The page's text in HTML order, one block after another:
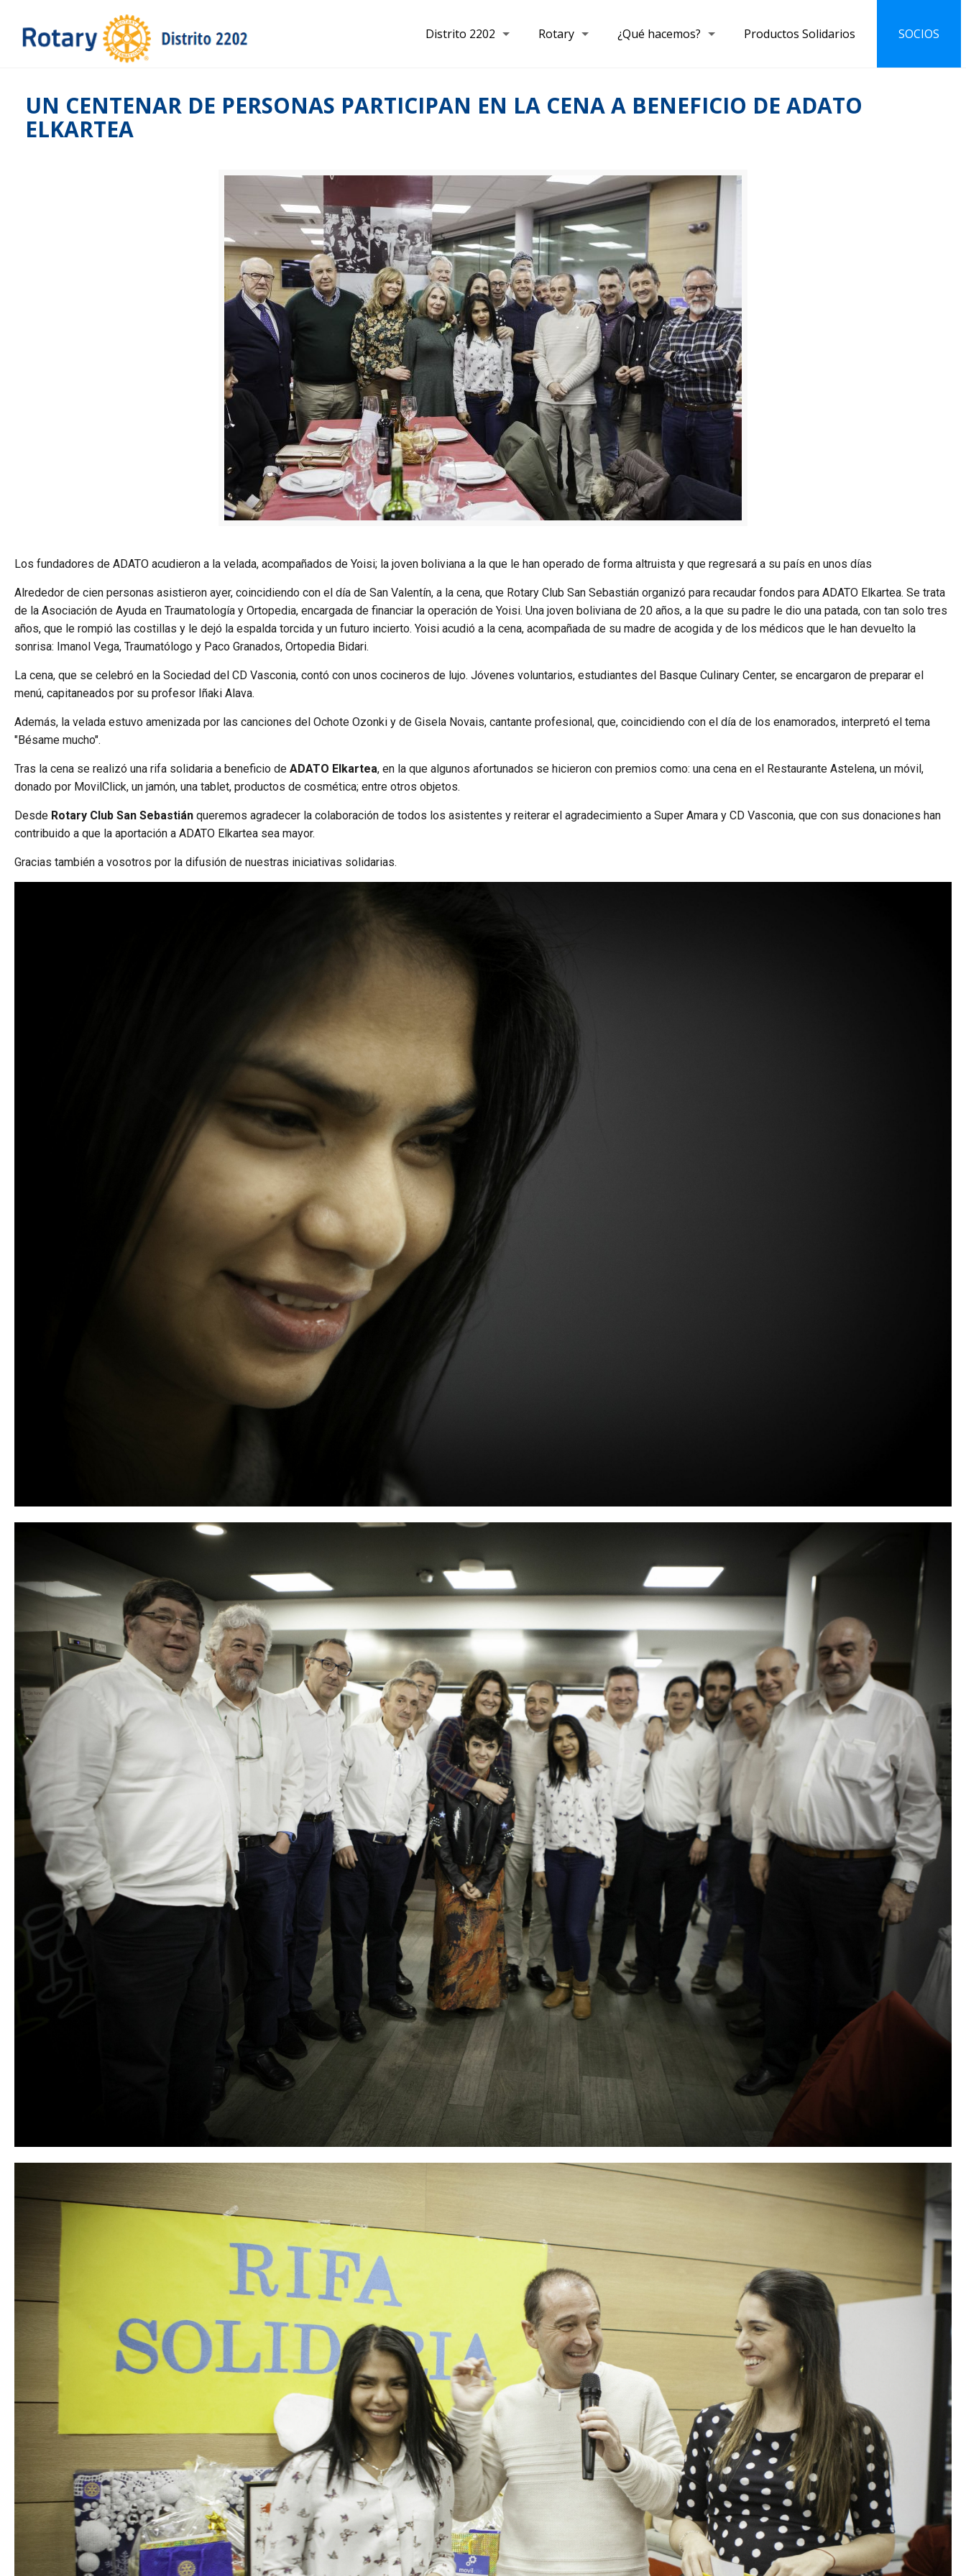
Distrito 2202 Rotary ¿Qué hacemos? Productos Solidarios SOCIOS
UN CENTENAR DE PERSONAS PARTICIPAN EN LA CENA A BENEFICIO DE ADATO
ELKARTEA
Los fundadores de ADATO acudieron a la velada, acompañados de Yoisi; la joven boliviana a la que le han operado de forma altruista y que regresará a su país en unos días
Alrededor de cien personas asistieron ayer, coincidiendo con el día de San Valentín, a la cena, que Rotary Club San Sebastián organizó para recaudar fondos para ADATO Elkartea. Se trata
de la Asociación de Ayuda en Traumatología y Ortopedia, encargada de financiar la operación de Yoisi. Una joven boliviana de 20 años, a la que su padre le dio una patada, con tan solo tres
años, que le rompió las costillas y le dejó la espalda torcida y un futuro incierto. Yoisi acudió a la cena, acompañada de su madre de acogida y de los médicos que le han devuelto la
sonrisa: Imanol Vega, Traumatólogo y Paco Granados, Ortopedia Bidari.
La cena, que se celebró en la Sociedad del CD Vasconia, contó con unos cocineros de lujo. Jóvenes voluntarios, estudiantes del Basque Culinary Center, se encargaron de preparar el
menú, capitaneados por su profesor Iñaki Alava.
Además, la velada estuvo amenizada por las canciones del Ochote Ozonki y de Gisela Novais, cantante profesional, que, coincidiendo con el día de los enamorados, interpretó el tema
"Bésame mucho".
Tras la cena se realizó una rifa solidaria a beneficio deADATO Elkartea, en la que algunos afortunados se hicieron con premios como: una cena en el Restaurante Astelena, un móvil,
donado por MovilClick, un jamón, una tablet, productos de cosmética; entre otros objetos.
Desde Rotary Club San Sebastián queremos agradecer la colaboración de todos los asistentes y reiterar el agradecimiento a Super Amara y CD Vasconia, que con sus donaciones han
contribuido a que la aportación a ADATO Elkartea sea mayor.
Gracias también a vosotros por la difusión de nuestras iniciativas solidarias.